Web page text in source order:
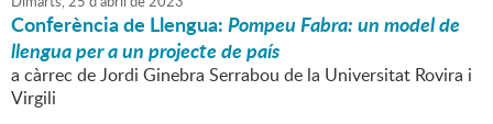
Conferència de Llengua:Pompeu Fabra: un model de
llengua per a un projecte de país
a càrrec de Jordi Ginebra Serrabou de la Universitat Rovira i
Virgili